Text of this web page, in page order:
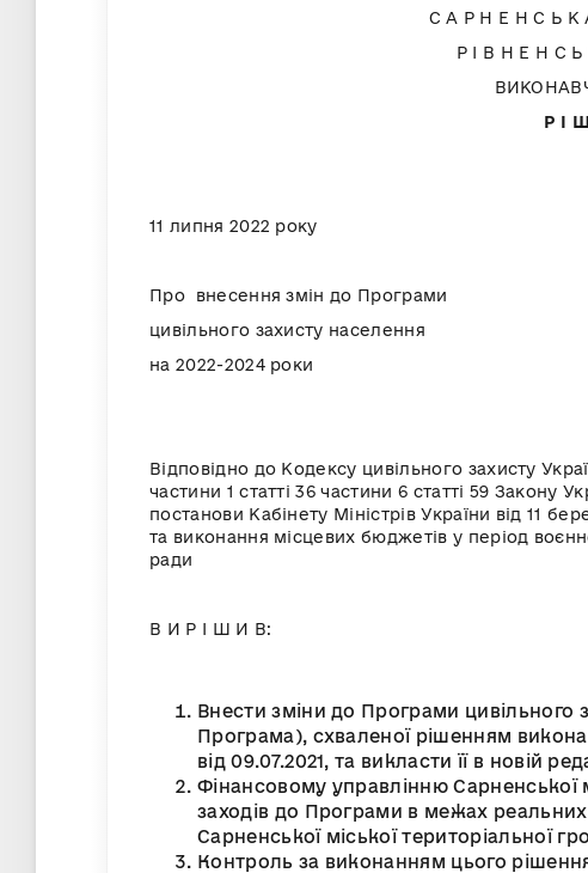
С А Р Н Е Н С Ь
Р І В Н Е Н С
Р І
11 липня 2022
Про внесення змін до Програми
цивільного захисту населення
на 2022-2024 роки
Відповідно до Кодексу цивільного захисту
частини 1 статті 36 частини 6 статті 59 Закону
постанови Кабінету Міністрів України від 11
та виконання місцевих бюджетів у період
ради
В И Р І Ш И В:
Внести зміни до Програми цивільного
Програма), схваленої рішенням
від 09.07.2021, та викласти її в новій
Фінансовому управлінню Сарненської
заходів до Програми в межах
Сарненської міської територіальної
Контроль за виконанням цього